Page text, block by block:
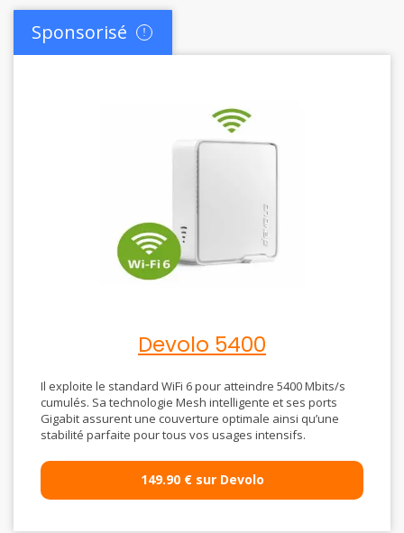
Sponsorisé
Devolo 5400
Il exploite le standard WiFi 6 pour atteindre 5400 Mbits/s
cumulés. Sa technologie Mesh intelligente et ses ports
Gigabit assurent une couverture optimale ainsi qu’une
stabilité parfaite pour tous vos usages intensifs.
149.90 € sur Devolo